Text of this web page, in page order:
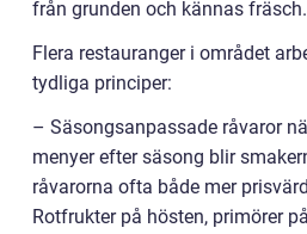
från grunden och kännas fräsch.
Flera restauranger i området
tydliga principer:
– Säsongsanpassade råvaror
menyer efter säsong blir
råvarorna ofta både mer
Rotfrukter på hösten, primörer